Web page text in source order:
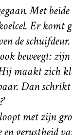
Met
Er komt
de
beweegt:
maakt zich
Dan
met zijn
gerustheid